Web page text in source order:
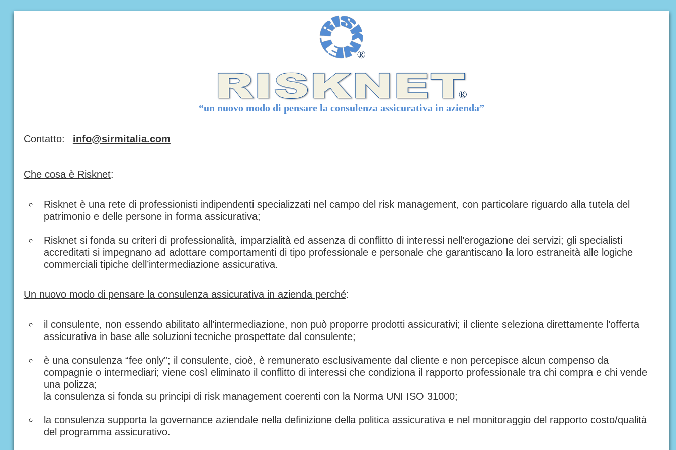
“un nuovo modo di pensare la consulenza assicurativa in azienda”
Contatto: info@sirmitalia.com
Che cosa è Risknet:
Risknet è una rete di professionisti indipendenti specializzati nel campo del risk management, con particolare riguardo alla tutela del
patrimonio e delle persone in forma assicurativa;
Risknet si fonda su criteri di professionalità, imparzialità ed assenza di conflitto di interessi nell’erogazione dei servizi; gli specialisti
accreditati si impegnano ad adottare comportamenti di tipo professionale e personale che garantiscano la loro estraneità alle logiche
commerciali tipiche dell’intermediazione assicurativa.
Un nuovo modo di pensare la consulenza assicurativa in azienda perché:
il consulente, non essendo abilitato all’intermediazione, non può proporre prodotti assicurativi; il cliente seleziona direttamente l’offerta
assicurativa in base alle soluzioni tecniche prospettate dal consulente;
è una consulenza “fee only”; il consulente, cioè, è remunerato esclusivamente dal cliente e non percepisce alcun compenso da
compagnie o intermediari; viene così eliminato il conflitto di interessi che condiziona il rapporto professionale tra chi compra e chi vende
una polizza;
la consulenza si fonda su principi di risk management coerenti con la Norma UNI ISO 31000;
la consulenza supporta la governance aziendale nella definizione della politica assicurativa e nel monitoraggio del rapporto costo/qualità
del programma assicurativo.